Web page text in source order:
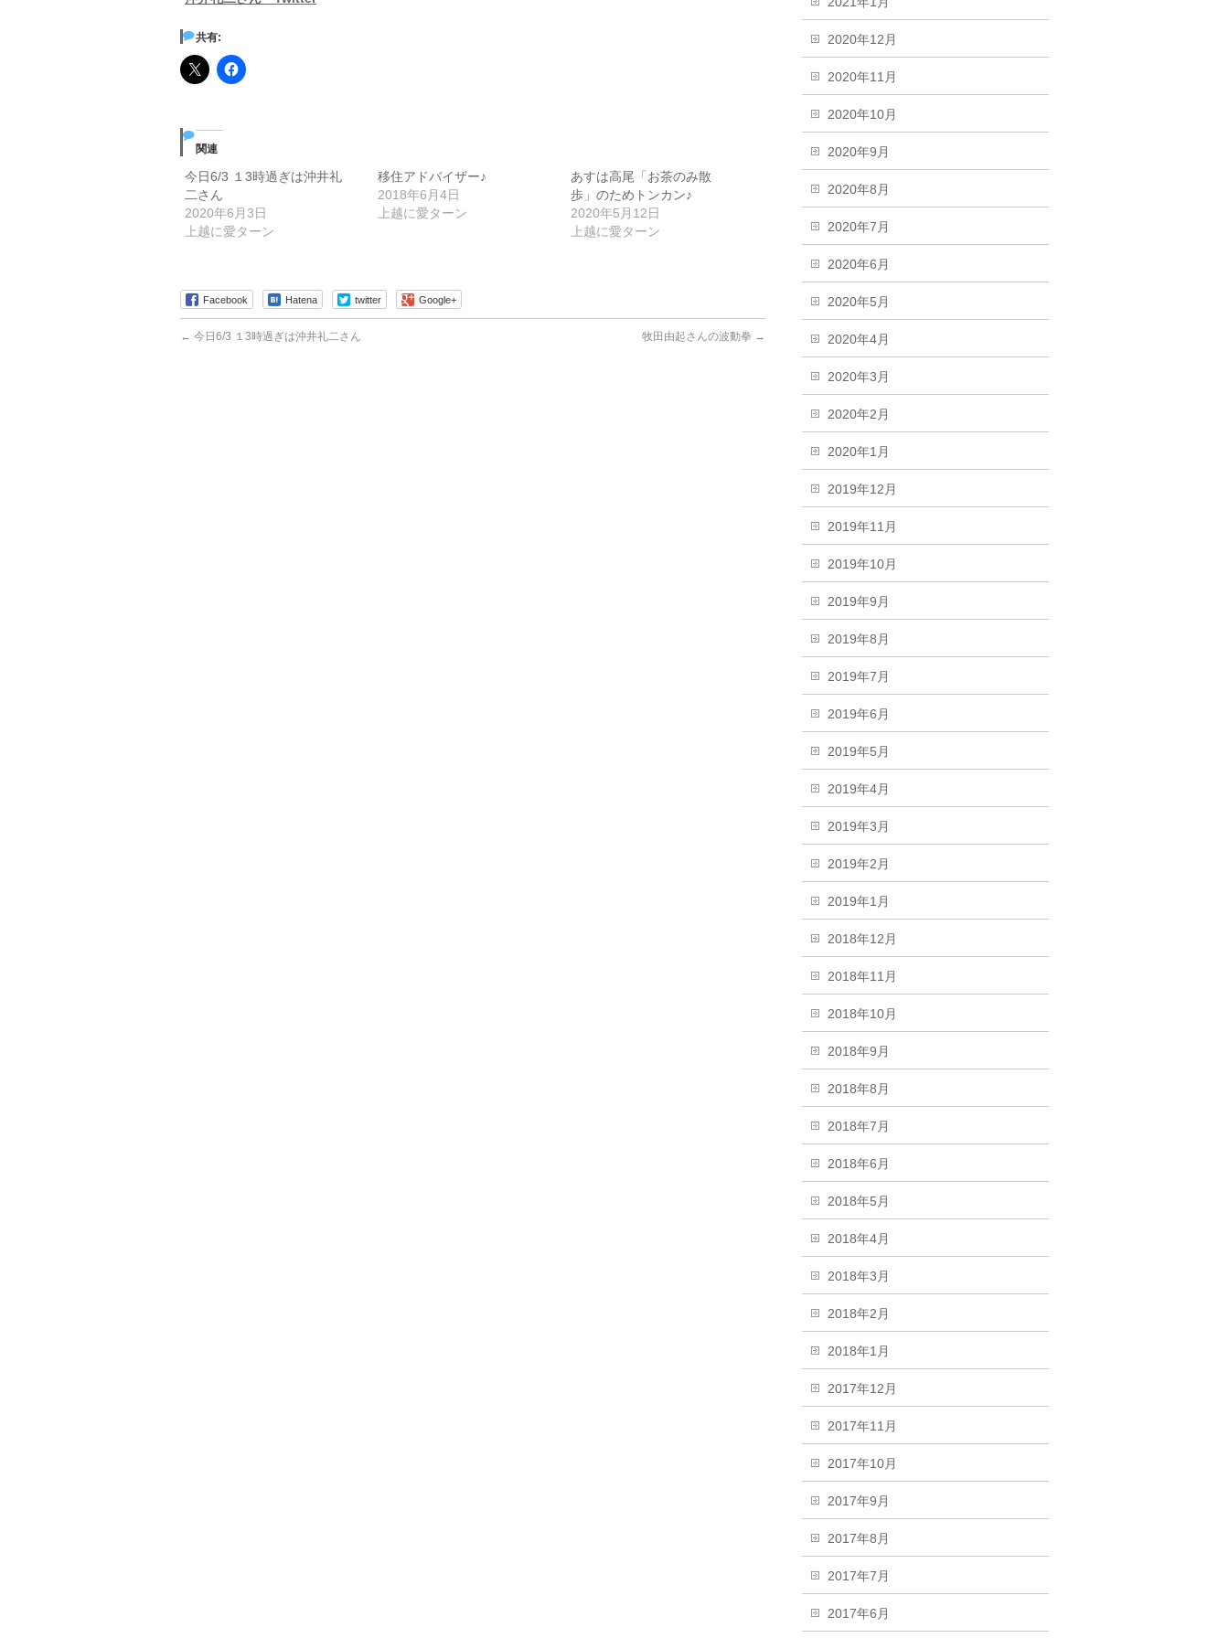
共有:
関連
今日6/3 １3時過ぎは沖井礼
二さん
2020年6月3日
上越に愛ターン
移住アドバイザー♪
2018年6月4日
上越に愛ターン
あすは高尾「お茶のみ散
歩」のためトンカン♪
2020年5月12日
上越に愛ターン
Facebook Hatena twitter Google+
← 今日6/3 １3時過ぎは沖井礼二さん 牧田由起さんの波動拳 →
2020年12月
2020年11月
2020年10月
2020年9月
2020年8月
2020年7月
2020年6月
2020年5月
2020年4月
2020年3月
2020年2月
2020年1月
2019年12月
2019年11月
2019年10月
2019年9月
2019年8月
2019年7月
2019年6月
2019年5月
2019年4月
2019年3月
2019年2月
2019年1月
2018年12月
2018年11月
2018年10月
2018年9月
2018年8月
2018年7月
2018年6月
2018年5月
2018年4月
2018年3月
2018年2月
2018年1月
2017年12月
2017年11月
2017年10月
2017年9月
2017年8月
2017年7月
2017年6月